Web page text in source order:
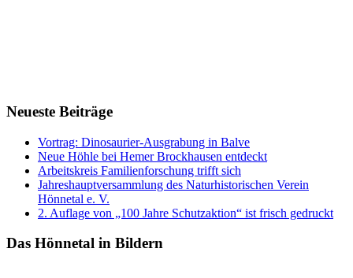
Neueste Beiträge
Vortrag: Dinosaurier-Ausgrabung in Balve
Neue Höhle bei Hemer Brockhausen entdeckt
Arbeitskreis Familienforschung trifft sich
Jahreshauptversammlung des Naturhistorischen Verein
Hönnetal e. V.
2. Auflage von „100 Jahre Schutzaktion“ ist frisch gedruckt
Das Hönnetal in Bildern